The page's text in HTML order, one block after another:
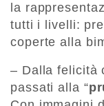
la
tutti i livelli:
coperte alla
– Dalla felicità
passati alla “